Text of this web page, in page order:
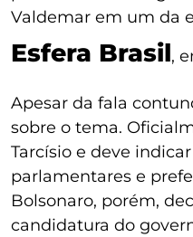
Valdemar em um da
Esfera Brasil,
Apesar da fala
sobre o tema.
Tarcísio e deve
parlamentares e
Bolsonaro, porém,
candidatura do